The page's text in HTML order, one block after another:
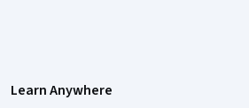
Learn Anywhere